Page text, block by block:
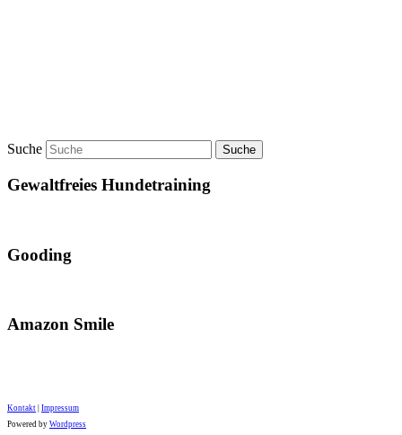
Suche
Gewaltfreies Hundetraining
Gooding
Amazon Smile
Kontakt Impressum
Powered by Wordpress